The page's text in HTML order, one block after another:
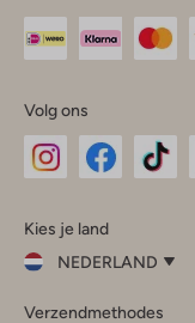
Volg ons
InstagramFacebook
Kies je land
NEDERLAND
je
Verzendmethodes